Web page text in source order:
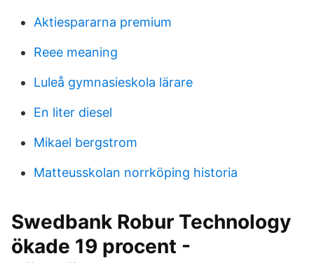
Aktiespararna premium
Reee meaning
Luleå gymnasieskola lärare
En liter diesel
Mikael bergstrom
Matteusskolan norrköping historia
Swedbank Robur Technology
ökade 19 procent -